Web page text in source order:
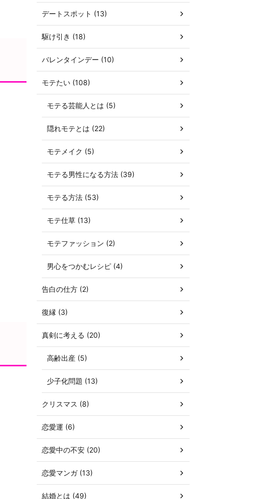
デートスポット (13)
駆け引き (18)
バレンタインデー (10)
モテたい (108)
モテる芸能人とは (5)
隠れモテとは (22)
モテメイク (5)
モテる男性になる方法 (39)
モテる方法 (53)
モテ仕草 (13)
モテファッション (2)
男心をつかむレシピ (4)
告白の仕方 (2)
復縁 (3)
真剣に考える (20)
高齢出産 (5)
少子化問題 (13)
クリスマス (8)
恋愛運 (6)
恋愛中の不安 (20)
恋愛マンガ (13)
結婚とは (49)